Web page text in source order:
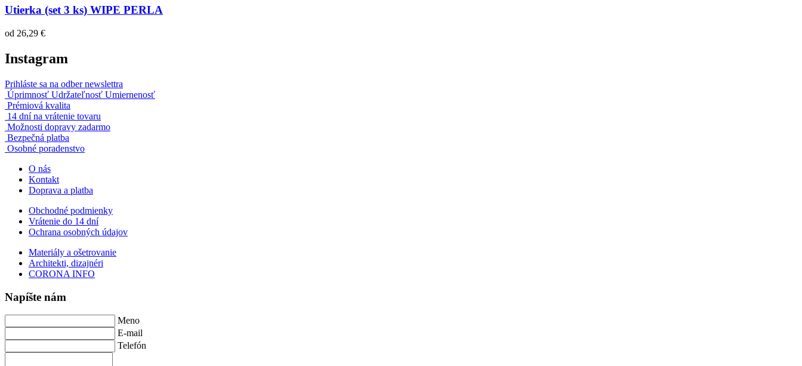
Utierka (set 3 ks) WIPE PERLA
od 26,29 €
Instagram
Prihláste sa na odber newslettra
Úprimnosť Udržateľnosť Umiernenosť
Prémiová kvalita
14 dní na vrátenie tovaru
Možnosti dopravy zadarmo
Bezpečná platba
Osobné poradenstvo
O nás
Kontakt
Doprava a platba
Obchodné podmienky
Vrátenie do 14 dní
Ochrana osobných údajov
Materiály a ošetrovanie
Architekti, dizajnéri
CORONA INFO
Napíšte nám
Meno
E-mail
Telefón